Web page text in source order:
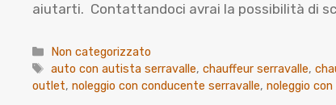
aiutarti. Contattandoci avrai la possibilità di
Categorie
Non categorizzato
Tag
auto con autista serravalle,chauffeur serravalle,
outlet, noleggio con conducente serravalle, noleggio